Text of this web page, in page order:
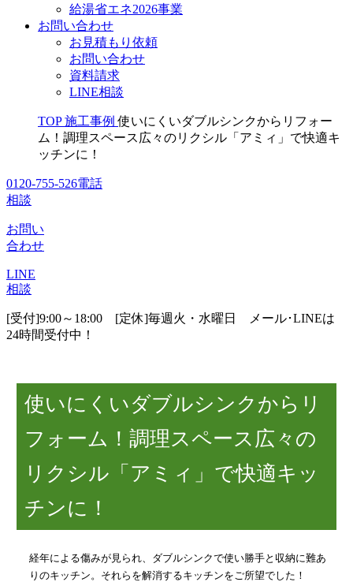
給湯省エネ2026事業
お問い合わせ
お見積もり依頼
お問い合わせ
資料請求
LINE相談
TOP 施工事例 使いにくいダブルシンクからリフォー
ム！調理スペース広々のリクシル「アミィ」で快適キ
ッチンに！
0120-755-526電話
相談
お問い
合わせ
LINE
相談
[受付]9:00～18:00 [定休]毎週火・水曜日
メール･LINEは
24時間受付中！
使いにくいダブルシンクからリ
フォーム！調理スペース広々の
リクシル「アミィ」で快適キッ
チンに！
経年による傷みが見られ、ダブルシンクで使い勝手と収納に難あ
りのキッチン。 それらを解消するキッチンをご所望でした！